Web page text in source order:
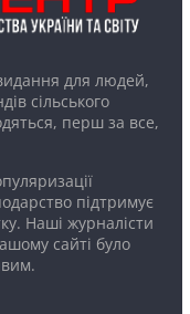
для людей,
сільського
перш за все,
підтримує
Наші журналісти
сайті було